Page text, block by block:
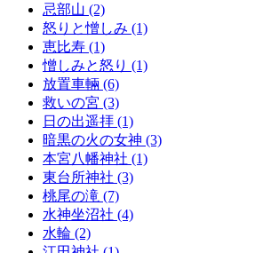
忌部山 (2)
怒りと憎しみ (1)
恵比寿 (1)
憎しみと怒り (1)
放置車輛 (6)
救いの宮 (3)
日の出遥拝 (1)
暗黒の火の女神 (3)
本宮八幡神社 (1)
東台所神社 (3)
桃尾の滝 (7)
水神坐沼社 (4)
水輪 (2)